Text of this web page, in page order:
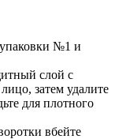
№1 и
слой с
затем удалите
для плотного
вбейте